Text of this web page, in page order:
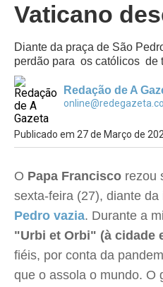
Vaticano
Diante da praça de São
perdão para os católicos de
Redação de A
Publicado em 27 de Março de
O Papa Francisco rezou
sexta-feira (27), diante da
Pedro vazia. Durante a
"Urbi et Orbi" (à cidade
fiéis, por conta da
que o assola o mundo. O